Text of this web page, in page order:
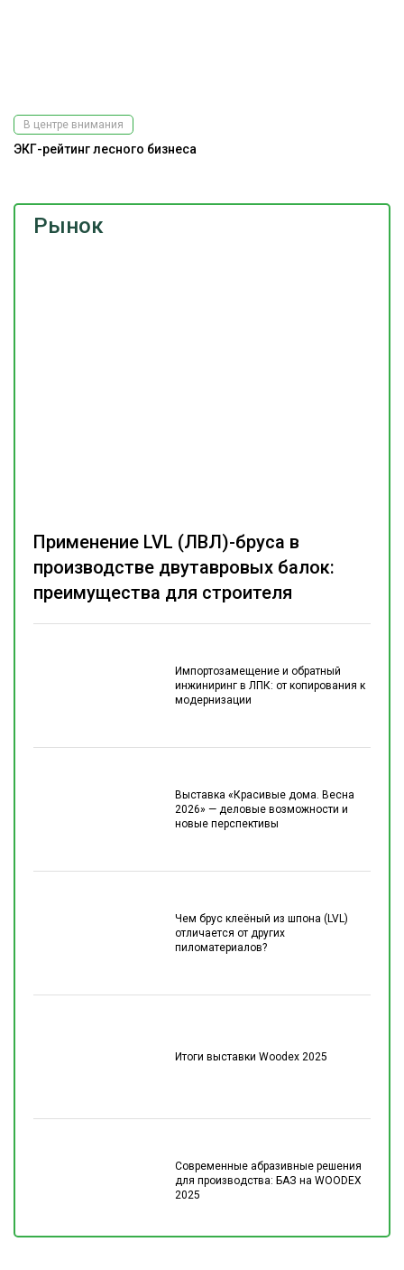
Рынок
Импортозамещение и обратный
инжиниринг в ЛПК: от копирования к
модернизации
Выставка «Красивые дома. Весна
2026» — деловые возможности и
новые перспективы
Чем брус клеёный из шпона (LVL)
отличается от других
пиломатериалов?
Итоги выставки Woodex 2025
Современные абразивные решения
для производства: БАЗ на WOODEX
2025
Применение LVL (ЛВЛ)-бруса в
производстве двутавровых балок:
преимущества для строителя
В центре внимания
ЭКГ-рейтинг лесного бизнеса